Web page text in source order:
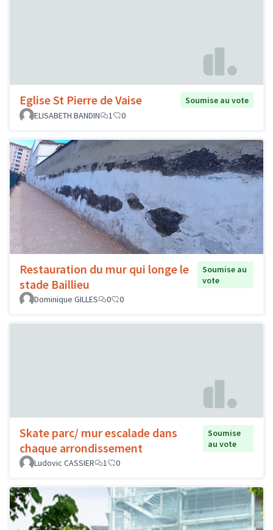
Eglise St Pierre de Vaise
Soumise au vote
ELISABETH BANDIN
1 0
Restauration du mur qui longe le
stade Baillieu
Soumise au
vote
Dominique GILLES
0 0
Skate parc/ mur escalade dans
chaque arrondissement
Soumise
au vote
Ludovic CASSIER
1 0